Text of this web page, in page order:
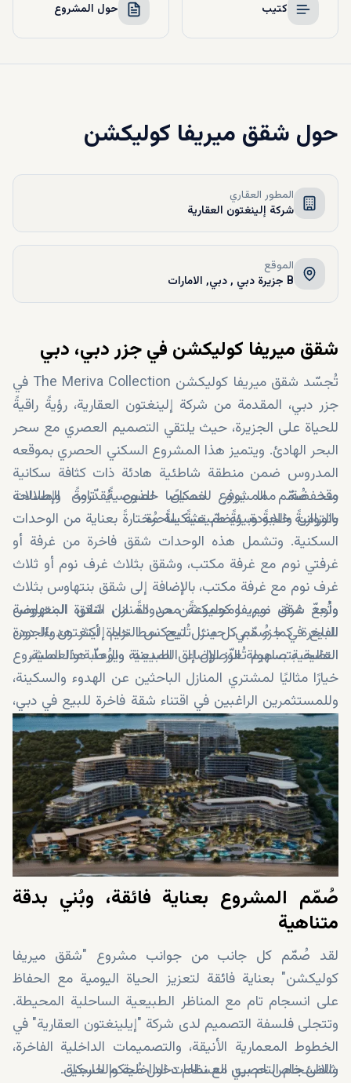
كتيب حول المشروع
حول شقق ميريفا كوليكشن
المطور العقاري
شركة إلينغتون العقارية
الموقع
B جزيرة دبي , دبي, الامارات
شقق ميريفا كوليكشن في جزر دبي، دبي
تُجسّد شقق ميريفا كوليكشن The Meriva Collection في
جزر دبي، المقدمة من شركة إلينغتون العقارية، رؤيةً راقيةً
للحياة على الجزيرة، حيث يلتقي التصميم العصري مع سحر
البحر الهادئ. ويتميز هذا المشروع السكني الحصري بموقعه
المدروس ضمن منطقة شاطئية هادئة ذات كثافة سكانية
منخفضة، مما يوفر للسكان خصوصيةً تامةً وإطلالات
بانوراميةً خلابةً وبيئةً طبيعيةً ساحرة.
وقد صُمّم المشروع خصيصًا للذين يُقدّرون المساحة
والتوازن والجودة، ويضمّ تشكيلةً مُختارةً بعناية من الوحدات
السكنية. وتشمل هذه الوحدات شقق فاخرة من غرفة أو
غرفتي نوم مع غرفة مكتب، وشقق بثلاث غرف نوم أو ثلاث
غرف نوم مع غرفة مكتب، بالإضافة إلى شقق بنتهاوس بثلاث
وأربع غرف نوم، ومجموعةً محدودةً من شقق البنتهاوس
الفاخرة. كما صُمّم كل منزل ليعكس التزام إلينغتون بالجودة
العالية، بتصاميم تُعزّز الإضاءة الطبيعية والرحابة والعملية.
وتُعدّ شقق ميريفا كوليكشن من المنازل النادرة المعروضة
للبيع في جزر دبي، حيث تُتيح نمط حياة أكثر هدوءًا دون
التضحية بسهولة الوصول إلى المدينة. ويوُعدّ هذا المشروع
خيارًا مثاليًا لمشتري المنازل الباحثين عن الهدوء والسكينة،
وللمستثمرين الراغبين في اقتناء شقة فاخرة للبيع في دبي،
الوجهة السياحية سريعة النمو.
صُمّم المشروع بعناية فائقة، وبُني بدقة
متناهية
لقد صُمّم كل جانب من جوانب مشروع "شقق ميريفا
كوليكشن" بعناية فائقة لتعزيز الحياة اليومية مع الحفاظ
على انسجام تام مع المناظر الطبيعية الساحلية المحيطة.
وتتجلى فلسفة التصميم لدى شركة "إيلينغتون العقارية" في
الخطوط المعمارية الأنيقة، والتصميمات الداخلية الفاخرة،
والانسجام التام بين المساحات الداخلية والخارجية.
شاطئ خاص حصري مع نظام دخول مُحكم للسكان.